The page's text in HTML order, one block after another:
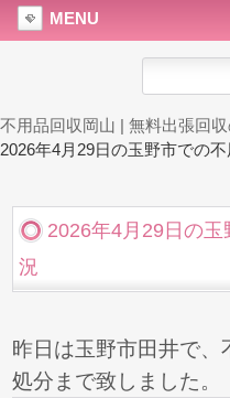
MENU
不用品回収岡山 | 無料出張回
2026年4月29日の玉野市での
2026年4月29日の
況
昨日は玉野市田井で、
処分まで致しました。